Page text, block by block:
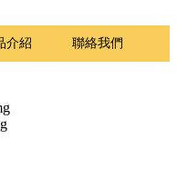
介紹 聯絡我們